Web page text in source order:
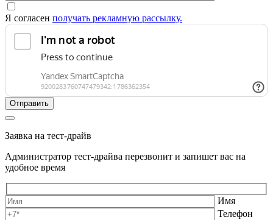
Я согласен получать рекламную рассылку.
Заявка на тест-драйв
Администратор тест-драйва перезвонит и запишет вас на
удобное время
Имя
Телефон